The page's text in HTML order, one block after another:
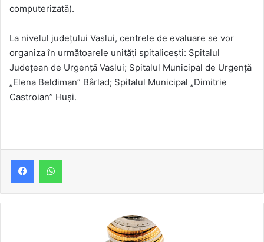
computerizată).
La nivelul judeţului Vaslui, centrele de evaluare se vor
organiza în următoarele unităţi spitaliceşti: Spitalul
Județean de Urgență Vaslui; Spitalul Municipal de Urgență
„Elena Beldiman” Bârlad; Spitalul Municipal „Dimitrie
Castroian” Huși.